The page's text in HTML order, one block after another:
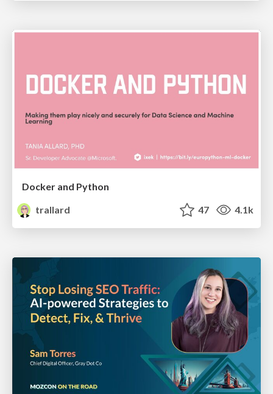
Docker and Python
trallard
47 4.1k